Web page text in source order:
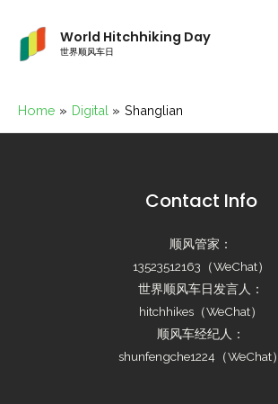
World Hitchhiking Day
世界顺风车日
Home Digital Shanglian
Contact Info
顺风管家：
13523512163（WeChat）
世界顺风车日发言人：
hitchhikes（WeChat）
顺风车经纪人：
shunfengche1224（WeChat）